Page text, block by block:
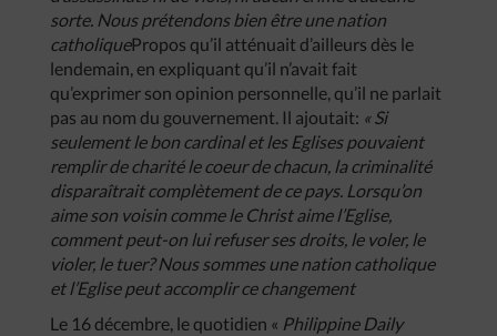
sorte. Nous prétendons bien être une nation
catholiquePropos qu’il atténuait d’ailleurs dès le
lendemain, en expliquant qu’il n’avait fait
qu’exprimer son opinion personnelle, qu’il ne parlait
pas au nom du gouvernement. Il ajoutait: « Si
seulement le bon cardinal et les Eglises pouvaient
remplir de charité le coeur de chacun, la criminalité
disparaîtrait complètement de ce pays. Lorsqu’on
aime son voisin comme le Christ aime l’Eglise,
comment peut-on lui refuser ses droits, le voler, le
violer, le tuer? Nous sommes une nation catholique
et l’Eglise peut accomplir ce changement
Le 16 décembre, le quotidien « Philippine Daily